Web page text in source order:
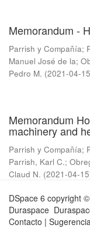
Memorandum -
Parrish y Compañía;
Manuel José de la;
Pedro M. (2021-04-15
Memorandum
machinery and
Parrish y Compañía;
Parrish, Karl C.;
Claud N. (2021-04-15
DSpace 6 copyright
Duraspace
Contacto |